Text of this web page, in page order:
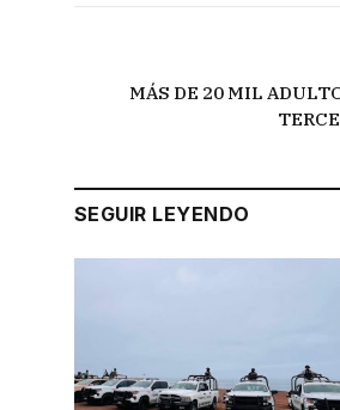
MÁS DE 20 MIL
SEGUIR LEYENDO